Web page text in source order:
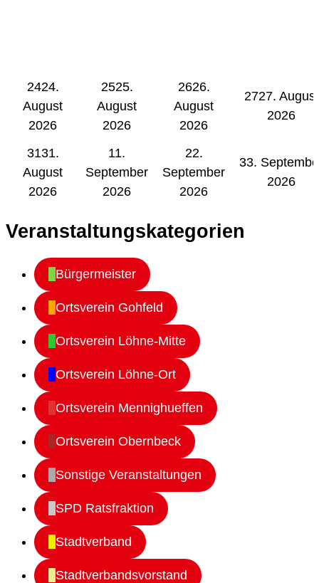
2424.
August
2026
2525.
August
2026
2626.
August
2026
2727. August
2026
3131.
August
2026
11.
September
2026
22.
September
2026
33.
2026
Veranstaltungskategorien
Bürgermeister
Ortsverein Gohfeld
Ortsverein Löhne-Mitte
Ortsverein Löhne-Ort
Ortsverein Mennighueffen
Ortsverein Obernbeck
Sonstige Veranstaltungen
SPD Ratsfraktion
Stadtverband
Stadtverbandsvorstand